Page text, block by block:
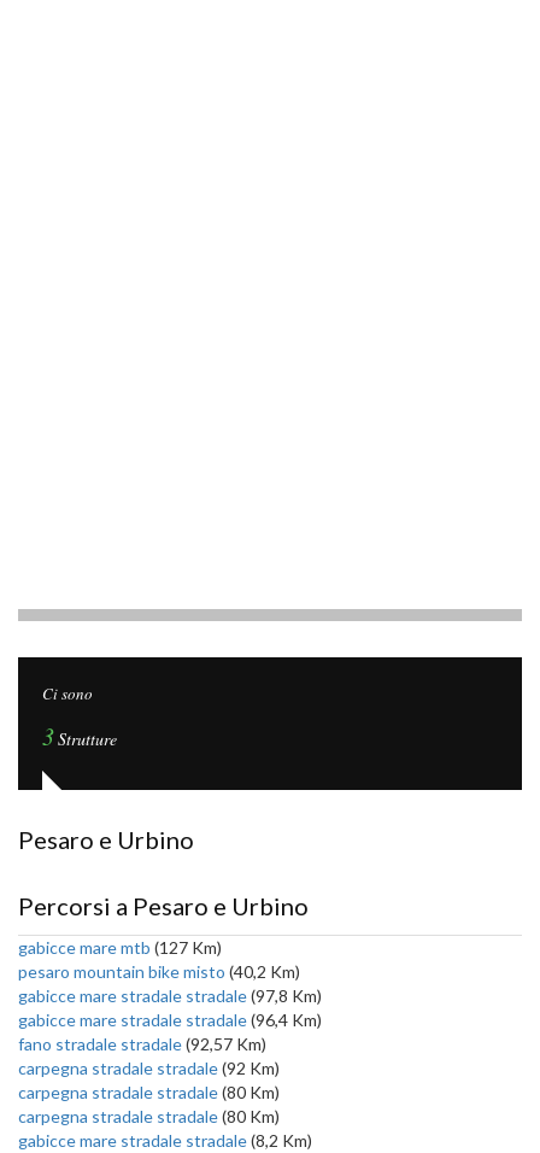
Ci sono
3Strutture
Pesaro e Urbino
Percorsi a Pesaro e Urbino
gabicce mare mtb (127 Km)
pesaro mountain bike misto (40,2 Km)
gabicce mare stradale stradale(97,8 Km)
gabicce mare stradale stradale(96,4 Km)
fano stradale stradale(92,57 Km)
carpegna stradale stradale(92 Km)
carpegna stradale stradale(80 Km)
carpegna stradale stradale(80 Km)
gabicce mare stradale stradale(8,2 Km)